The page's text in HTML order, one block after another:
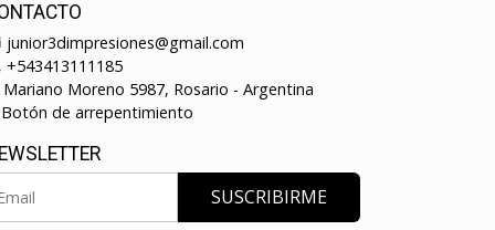
junior3dimpresiones@gmail.com
+543413111185
Mariano Moreno 5987, Rosario - Argentina
Botón de arrepentimiento
SUSCRIBIRME